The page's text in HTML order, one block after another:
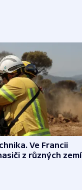
Ve Francii
z různých zemí